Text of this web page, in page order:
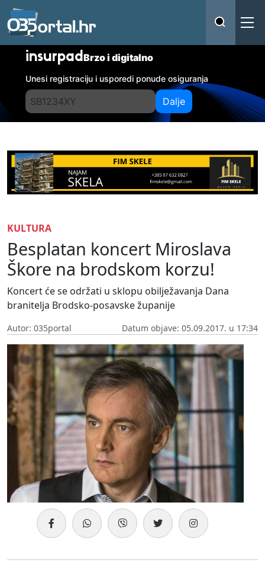
insurpadBrzo i digitalno
Unesi registraciju i usporedi ponude osiguranja
Dalje
KULTURA
Besplatan koncert Miroslava
Škore na brodskom korzu!
Koncert će se održati u sklopu obilježavanja Dana
branitelja Brodsko-posavske županije
Autor: 035portal Datum objave: 05.09.2017. u 17:34